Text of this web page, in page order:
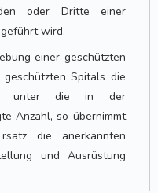
oder Dritte einer
wird.
einer geschützten
Spitals die
unter die in der
Anzahl, so übernimmt
die anerkannten
und Ausrüstung